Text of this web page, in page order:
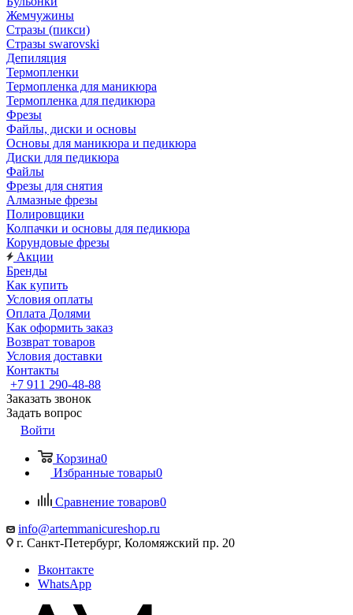
Жемчужины
Стразы (пикси)
Cтразы swarovski
Депиляция
Термопленки
Термопленка для маникюра
Термопленка для педикюра
Фрезы
Файлы, диски и основы
Основы для маникюра и педикюра
Диски для педикюра
Файлы
Фрезы для снятия
Алмазные фрезы
Полировщики
Колпачки и основы для педикюра
Корундовые фрезы
Акции
Бренды
Как купить
Условия оплаты
Оплата Долями
Как оформить заказ
Возврат товаров
Условия доставки
Контакты
+7 911 290-48-88
Заказать звонок
Задать вопрос
Войти
Корзина0
Избранные товары0
Сравнение товаров0
info@artemmanicureshop.ru
г. Санкт-Петербург, Коломяжский пр. 20
Вконтакте
WhatsApp